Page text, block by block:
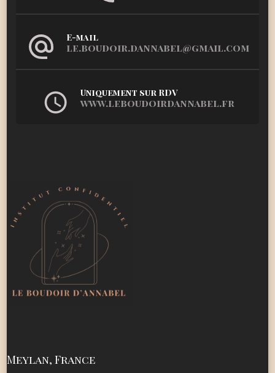
E-mail
le.boudoir.dannabel@gmail.com
Uniquement sur RDV
www.leboudoirdannabel.fr
Meylan, France